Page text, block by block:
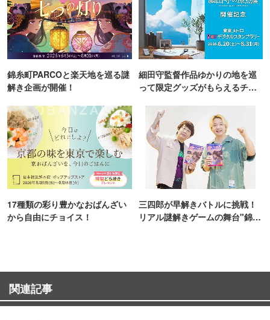
錦糸町PARCOと楽天地を巡る謎
解き企画が開催！
細田守監督作品ゆかりの地を巡
って限定グッズがもらえるチャ
17種類の彩り豊かなおばんざい
から自由にチョイス！
三四郎が早解きバトルに挑戦！
リアル謎解きゲームの舞台"錦糸
関連記事